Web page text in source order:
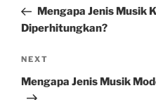
PostMengapa Jenis Musik
Diperhitungkan?
Next
Post
NEXT
Mengapa Jenis Musik